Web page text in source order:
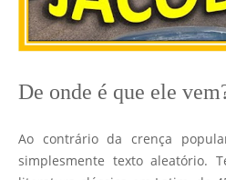
De onde é que ele
Ao contrário da crença
simplesmente texto aleatório.